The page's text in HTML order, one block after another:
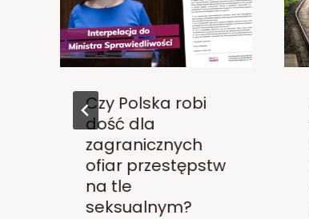
Czy Polska robi
dość dla
zagranicznych
ofiar przestępstw
na tle
seksualnym?